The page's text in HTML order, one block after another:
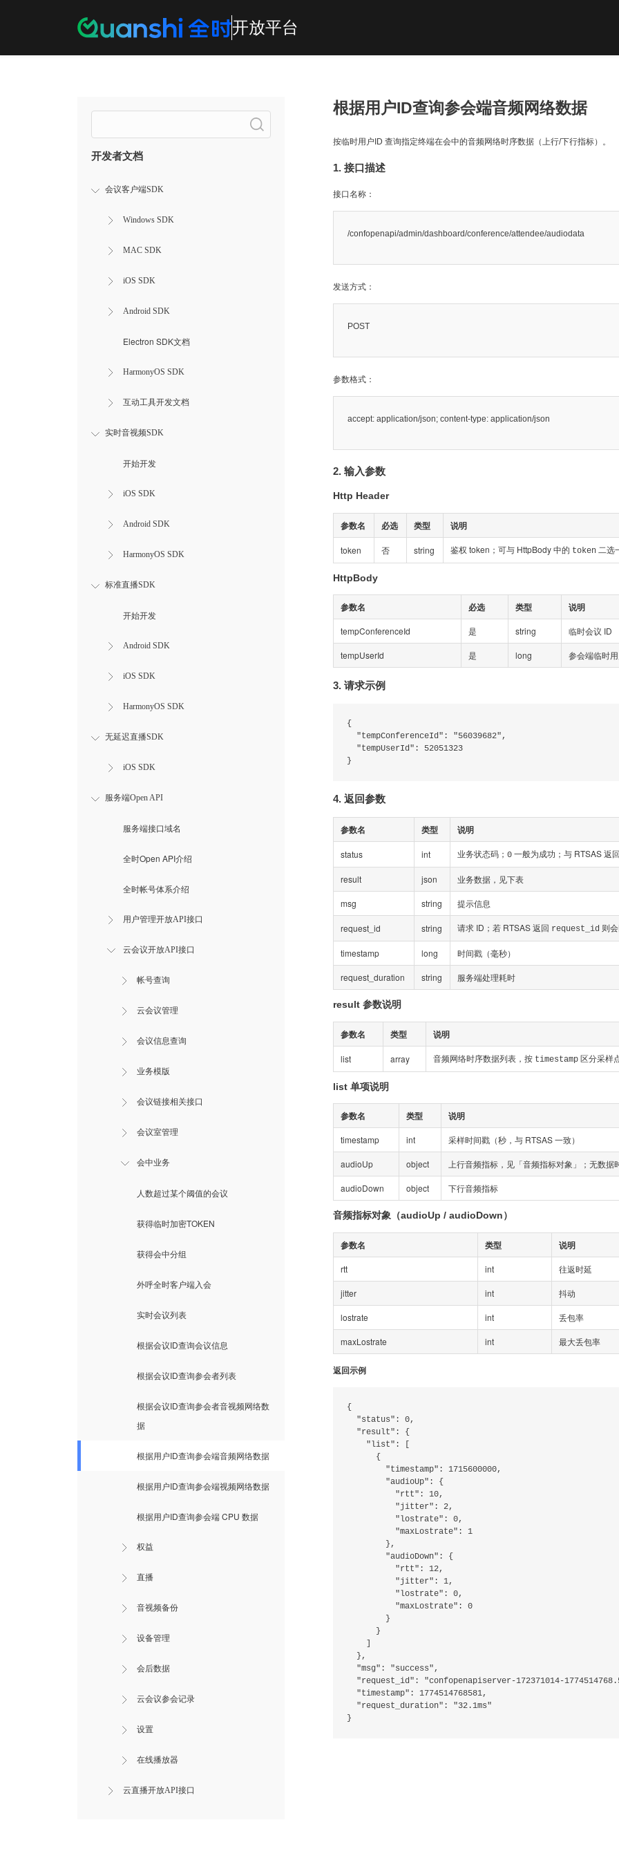
开放平台
开发者文档
会议客户端SDK
Windows SDK
MAC SDK
iOS SDK
Android SDK
Electron SDK文档
HarmonyOS SDK
互动工具开发文档
实时音视频SDK
开始开发
iOS SDK
Android SDK
HarmonyOS SDK
标准直播SDK
开始开发
Android SDK
iOS SDK
HarmonyOS SDK
无延迟直播SDK
iOS SDK
服务端Open API
服务端接口域名
全时Open API介绍
全时帐号体系介绍
用户管理开放API接口
云会议开放API接口
帐号查询
云会议管理
会议信息查询
业务模版
会议链接相关接口
会议室管理
会中业务
人数超过某个阈值的会议
获得临时加密TOKEN
获得会中分组
外呼全时客户端入会
实时会议列表
根据会议ID查询会议信息
根据会议ID查询参会者列表
根据会议ID查询参会者音视频网络数
据
根据用户ID查询参会端音频网络数据
根据用户ID查询参会端视频网络数据
根据用户ID查询参会端 CPU 数据
权益
直播
音视频备份
设备管理
会后数据
云会议参会记录
设置
在线播放器
云直播开放API接口
根据用户ID查询参会端音频网络数据
按临时用户ID 查询指定终端在会中的音频网络时序数据（上行/下行指标）。
1. 接口描述
接口名称：
/confopenapi/admin/dashboard/conference/attendee/audiodata
发送方式：
POST
参数格式：
accept: application/json; content-type: application/json
2. 输入参数
Http Header
参数名 必选 类型 说明
token 否 string 鉴权 token；可与 HttpBody 中的 token二选
HttpBody
参数名 必选 类型 说明
tempConferenceId 是 string 临时会议 ID
tempUserId 是 long 参会端临时
3. 请求示例
{
  "tempConferenceId": "56039682",
  "tempUserId": 52051323
4. 返回参数
参数名 类型 说明
status int 业务状态码； 0一般为成功；与 RTSAS 返
result json 业务数据，见下表
msg string 提示信息
request_id string 请求 ID；若 RTSAS 返回 request_id 则
timestamp long 时间戳（毫秒）
request_duration string 服务端处理耗时
result 参数说明
参数名 类型 说明
list array 音频网络时序数据列表，按 timestamp区分采样
list 单项说明
参数名 类型 说明
timestamp int 采样时间戳（秒，与 RTSAS 一致）
audioUp object 上行音频指标，见「音频指标对象」；无数据
audioDown object 下行音频指标
音频指标对象（audioUp / audioDown）
参数名 类型 说明
rtt int 往返时延
jitter int 抖动
lostrate int 丢包率
maxLostrate int 最大丢包率
返回示例
{
  "status": 0,
  "result": {
    "list": [
      {
        "timestamp": 1715600000,
        "audioUp": {
          "rtt": 10,
          "jitter": 2,
          "lostrate": 0,
          "maxLostrate": 1
        },
        "audioDown": {
          "rtt": 12,
          "jitter": 1,
          "lostrate": 0,
          "maxLostrate": 0
        }
      }
    ]
  },
  "msg": "success",
"request_id": "confopenapiserver-172371014-
  "timestamp": 1774514768581,
  "request_duration": "32.1ms"